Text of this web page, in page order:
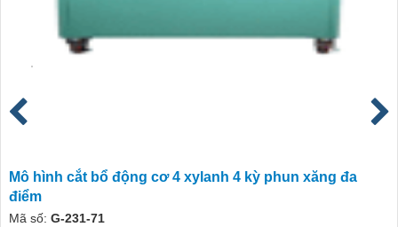
Mô hình cắt bổ động cơ 4 xylanh 4 kỳ phun xăng đa
điểm
Mã số: G-231-71